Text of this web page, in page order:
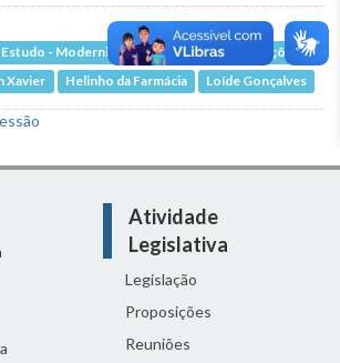
Estudo - Modernização do Código de Edificações
Xavier Helinho da Farmácia Loíde Gonçalves
Atividade
Legislativa
Legislação
Proposições
Reuniões